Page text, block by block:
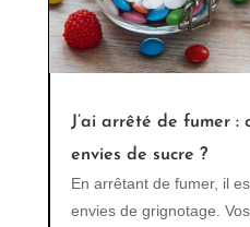
J’ai arrêté de fumer :
envies de sucre ?
En arrêtant de fumer, il
envies de grignotage.